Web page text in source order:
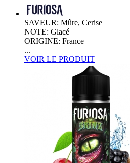
SAVEUR: Mûre, Cerise
NOTE: Glacé
ORIGINE: France
...
VOIR LE PRODUIT